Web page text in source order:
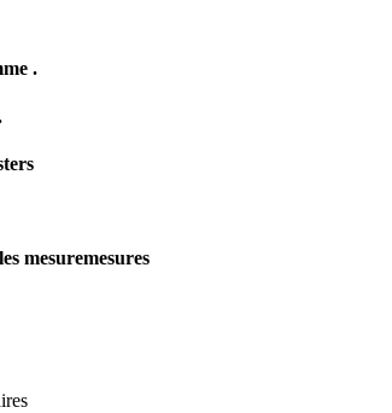
.
mesuremesures